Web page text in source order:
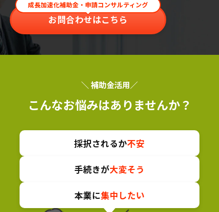
成長加速化補助金・申請コンサルティング
お問合わせはこちら
＼ 補助金活用／
こんなお悩みはありませんか？
採択されるか不安
手続きが大変そう
本業に集中したい